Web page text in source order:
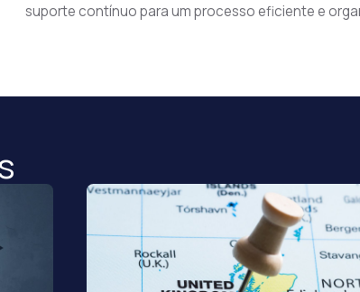
suporte contínuo para um processo eficiente e